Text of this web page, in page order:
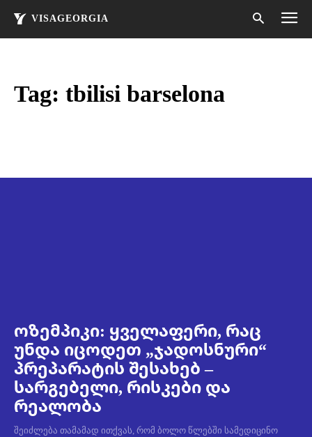
VISAGEORGIA
Tag: tbilisi barselona
ოზემპიკი: ყველაფერი, რაც
უნდა იცოდეთ „ჯადოსნური“
პრეპარატის შესახებ –
სარგებელი, რისკები და
რეალობა
შეიძლება თამამად ითქვას, რომ ბოლო წლებში სამედიცინო